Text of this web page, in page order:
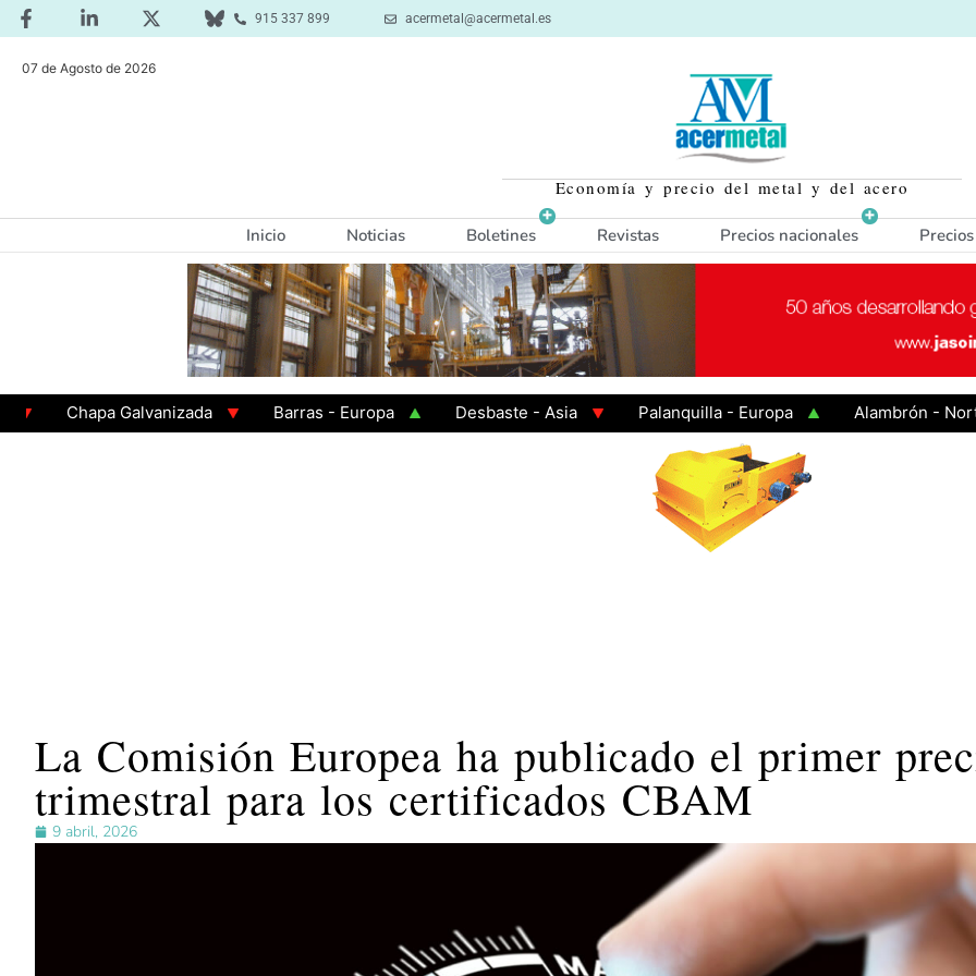
915 337 899 acermetal@acermetal.es
07 de Agosto de 2026
Economía y precio del metal y del acero
Inicio Noticias Boletines Revistas Precios nacionales
Chapa Galvanizada Barras - Europa Desbaste - Asia Palanquilla - Europa
Alambrón - Norte
La Comisión Europea ha publicado el primer
trimestral para los certificados CBAM
9 abril, 2026